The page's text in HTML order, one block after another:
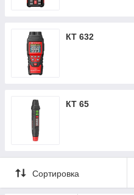
КТ 632
КТ 65
Сортировка